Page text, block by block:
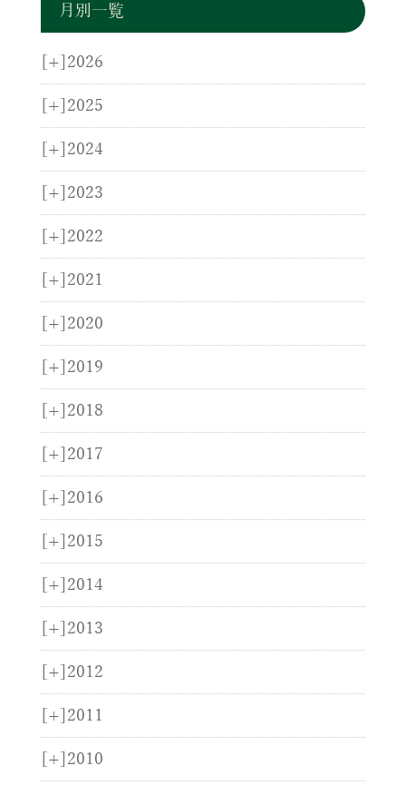
月別一覧
[+] 2026
[+] 2025
[+] 2024
[+] 2023
[+] 2022
[+] 2021
[+] 2020
[+] 2019
[+] 2018
[+] 2017
[+] 2016
[+] 2015
[+] 2014
[+] 2013
[+] 2012
[+] 2011
[+] 2010